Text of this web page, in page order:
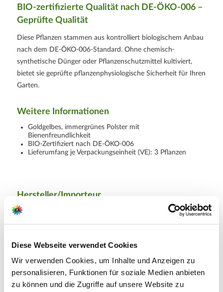
Diese Webseite verwendet Cookies
Wir verwenden Cookies, um Inhalte und Anzeigen zu
personalisieren, Funktionen für soziale Medien anbieten
zu können und die Zugriffe auf unsere Website zu
BIO-zertifizierte Qualität nach DE-ÖKO-006 –
Geprüfte Qualität
Diese Pflanzen stammen aus kontrolliert biologischem Anbau
nach dem DE-ÖKO-006-Standard. Ohne chemisch-
synthetische Dünger oder Pflanzenschutzmittel kultiviert,
bietet sie geprüfte pflanzenphysiologische Sicherheit für Ihren
Garten.
Weitere Informationen
Goldgelbes, immergrünes Polster mit
Bienenfreundlichkeit
BIO‑Zertifiziert nach DE-ÖKO-006
Lieferumfang je Verpackungseinheit (VE): 3 Pflanzen
Hersteller/Importeur
Ahrens+Sieberz GmbH &